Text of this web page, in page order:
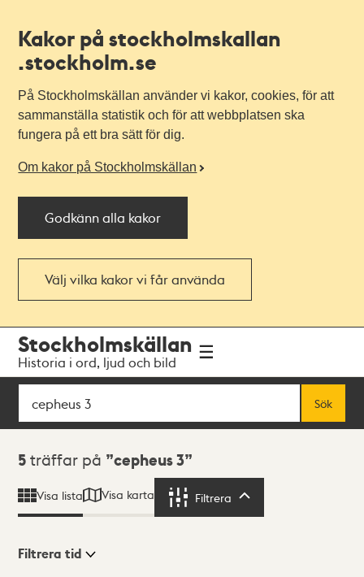
Kakor på stockholmskallan
.stockholm.se
På Stockholmskällan använder vi kakor, cookies, för att
sammanställa statistik och för att webbplatsen ska
fungera på ett bra sätt för dig.
Om kakor på Stockholmskällan
Godkänn alla kakor
Välj vilka kakor vi får använda
navigationen
huvudinnehållet
Stockholmskällan
Historia i ord, ljud och bild
Sök
Sök
Sökresultat
5 träffar på cepheus 3
Visa lista Visa karta Filtrera
Filtrera tid